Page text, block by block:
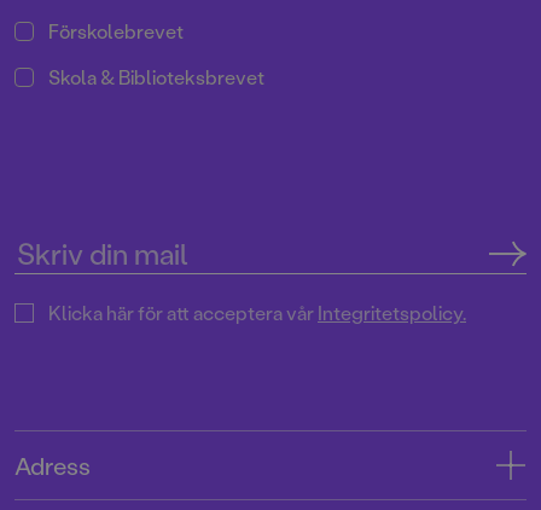
Förskolebrevet
Skola & Biblioteksbrevet
Klicka här för att acceptera vårIntegritetspolicy.
Adress